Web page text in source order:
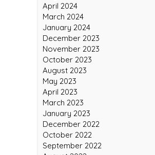
May 2024
April 2024
March 2024
January 2024
December 2023
November 2023
October 2023
August 2023
May 2023
April 2023
March 2023
January 2023
December 2022
October 2022